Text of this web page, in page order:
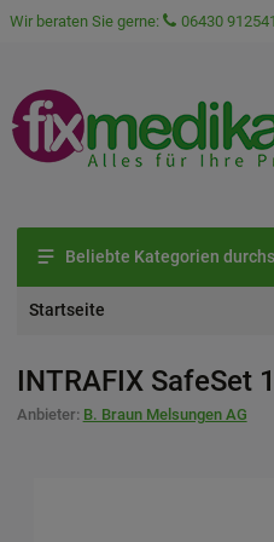
Wir beraten Sie gerne: 06430 912541
Beliebte Kategorien
Startseite
INTRAFIX SafeSet
Anbieter: B. Braun Melsungen AG